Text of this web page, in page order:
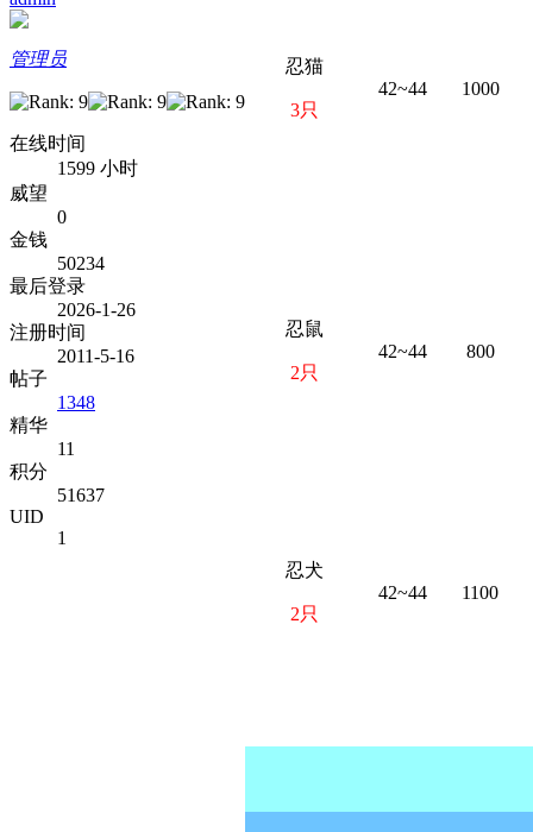
管理员
在线时间
1599 小时
威望
0
金钱
50234
最后登录
2026-1-26
注册时间
2011-5-16
帖子
1348
精华
11
积分
51637
UID
1
忍猫
3只
42~44 1000
忍鼠
2只
42~44 800
忍犬
2只
42~44 1100